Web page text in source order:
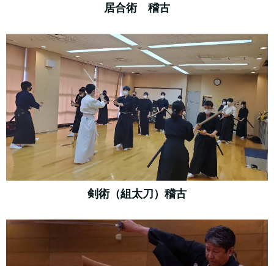
居合術 稽古
剣術（組太刀）稽古